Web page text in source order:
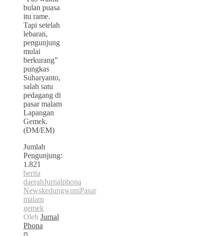
bulan puasa
itu rame.
Tapi setelah
lebaran,
pengunjung
mulai
berkurang”
pungkas
Suharyanto,
salah satu
pedagang di
pasar malam
Lapangan
Gemek.
(DM/EM)
Jumlah
Pengunjung:
1.821
berita
daerahJurnalphona
NewskedungwuniPasar
malam
gemek
Oleh Jurnal
Phona